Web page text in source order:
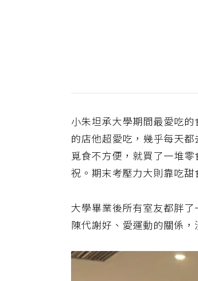
小朱坦承大學期間最愛吃
的店他超愛吃，幾乎每天
覓食不方便，就買了一堆
祝。期末考壓力大則靠吃
大學畢業後所有室友都胖
陳代謝好、愛運動的關係